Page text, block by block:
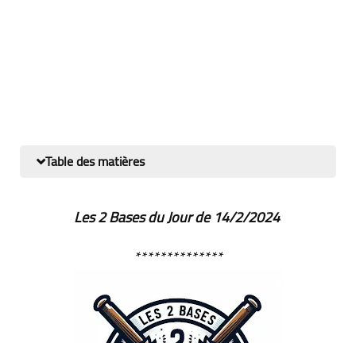
Table des matières
Les 2 Bases du Jour de 14/2/2024
**************